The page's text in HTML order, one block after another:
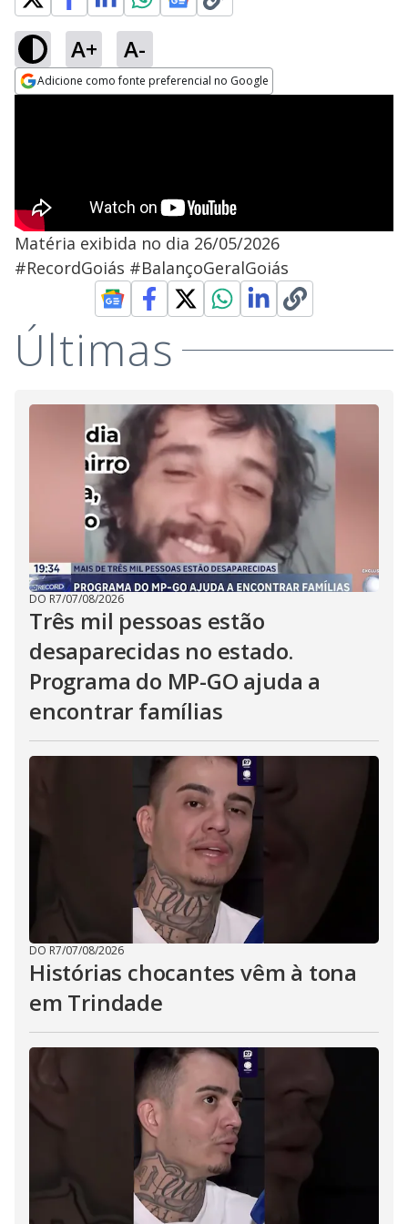
A+ A-
Adicione como fonte preferencial no Google
Matéria exibida no dia 26/05/2026
#RecordGoiás #BalançoGeralGoiás
Últimas
DO R7/07/08/2026
Três mil pessoas estão
desaparecidas no estado.
Programa do MP-GO ajuda a
encontrar famílias
DO R7/07/08/2026
Histórias chocantes vêm à tona
em Trindade